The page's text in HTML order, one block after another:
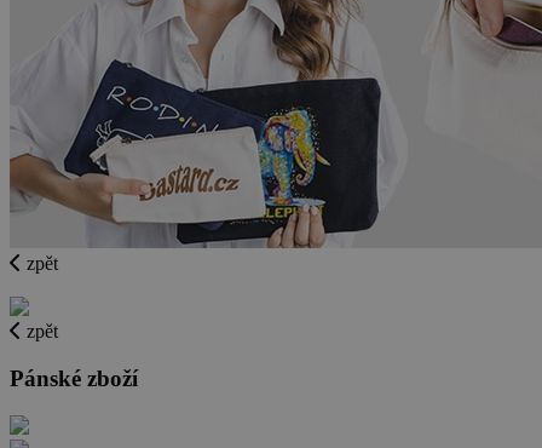
zpět
zpět
Pánské zboží